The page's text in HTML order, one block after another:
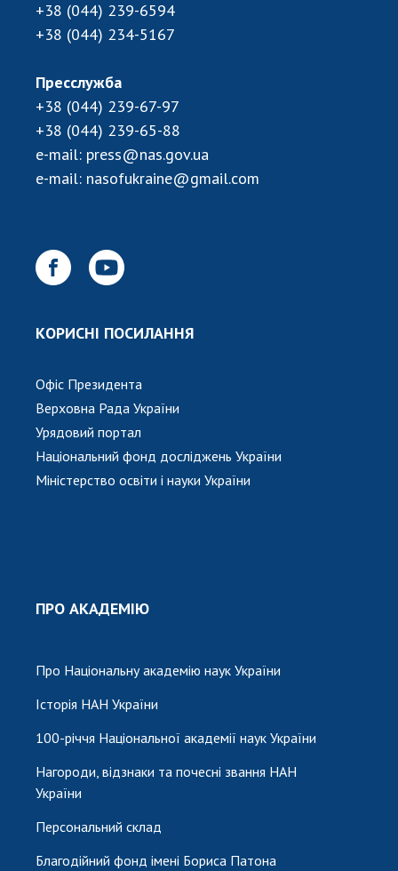
+38 (044) 239-6594
+38 (044) 234-5167
Пресслужба
+38 (044) 239-67-97
+38 (044) 239-65-88
e-mail: press@nas.gov.ua
e-mail: nasofukraine@gmail.com
КОРИСНІ ПОСИЛАННЯ
Офіс Президента
Верховна Рада України
Урядовий портал
Національний фонд досліджень України
Міністерство освіти і науки України
ПРО АКАДЕМІЮ
Про Національну академію наук України
Історія НАН України
100-річчя Національної академії наук України
Нагороди, відзнаки та почесні звання НАН
України
Персональний склад
Благодійний фонд імені Бориса Патона